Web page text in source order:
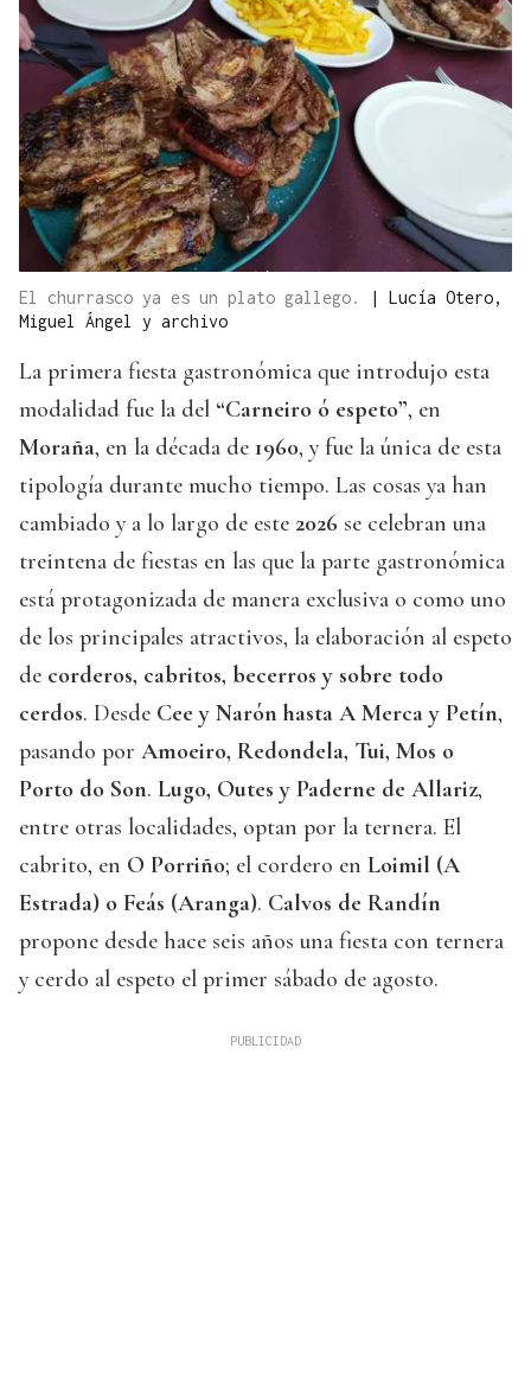
El churrasco ya es un plato gallego. | Lucía Otero,
Miguel Ángel y archivo
La primera fiesta gastronómica que introdujo esta
modalidad fue la del “Carneiro ó espeto”, en
Moraña, en la década de 1960, y fue la única de esta
tipología durante mucho tiempo. Las cosas ya han
cambiado y a lo largo de este 2026 se celebran una
treintena de fiestas en las que la parte gastronómica
está protagonizada de manera exclusiva o como uno
de los principales atractivos, la elaboración al espeto
de corderos, cabritos, becerros y sobre todo
cerdos. Desde Cee y Narón hasta A Merca y Petín,
pasando por Amoeiro, Redondela, Tui, Mos o
Porto do Son. Lugo, Outes y Paderne de Allariz,
entre otras localidades, optan por la ternera. El
cabrito, en O Porriño; el cordero en Loimil (A
Estrada) o Feás (Aranga). Calvos de Randín
propone desde hace seis años una fiesta con ternera
y cerdo al espeto el primer sábado de agosto.